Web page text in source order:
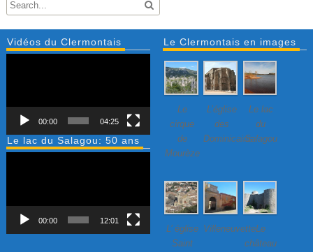
Vidéos du Clermontais
00:00 04:25
Le lac du Salagou: 50 ans
00:00 12:01
Le Clermontais en images
Le
cirque
de
Mourèze
L’église
des
Dominicains
Le lac
du
Salagou
L’ église
Saint
Villeneuvette…
Le
château